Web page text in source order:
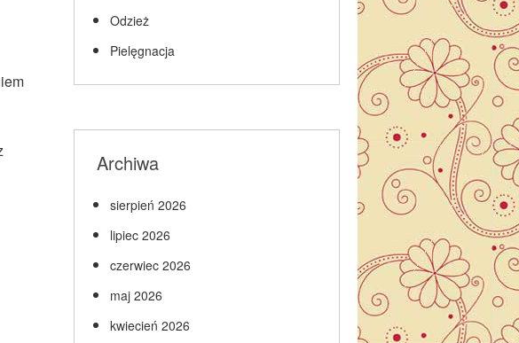
Odzież
Pielęgnacja
Archiwa
sierpień 2026
lipiec 2026
czerwiec 2026
maj 2026
kwiecień 2026